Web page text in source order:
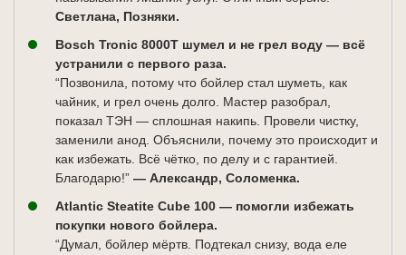
Светлана, Позняки.
Bosch Tronic 8000T шумел и не грел воду — всё
устранили с первого раза.
“Позвонила, потому что бойлер стал шуметь, как
чайник, и грел очень долго. Мастер разобрал,
показал ТЭН — сплошная накипь. Провели чистку,
заменили анод. Объяснили, почему это происходит и
как избежать. Всё чётко, по делу и с гарантией.
Благодарю!” — Александр, Соломенка.
Atlantic Steatite Cube 100 — помогли избежать
покупки нового бойлера.
“Думал, бойлер мёртв. Подтекал снизу, вода еле